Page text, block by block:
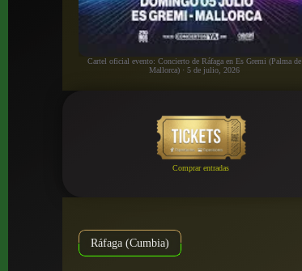
Cartel oficial evento: Concierto de Ráfaga en Es Gremi (Palma de
Mallorca) · 5 de julio, 2026
Comprar entradas
Ráfaga (Cumbia)